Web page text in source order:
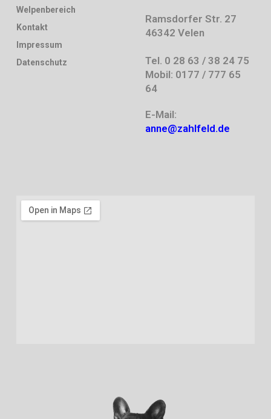
Welpenbereich
Kontakt
Impressum
Datenschutz
Ramsdorfer Str. 27
46342 Velen
Tel. 0 28 63 / 38 24 75
Mobil: 0177 / 777 65
64
E-Mail:
anne@zahlfeld.de